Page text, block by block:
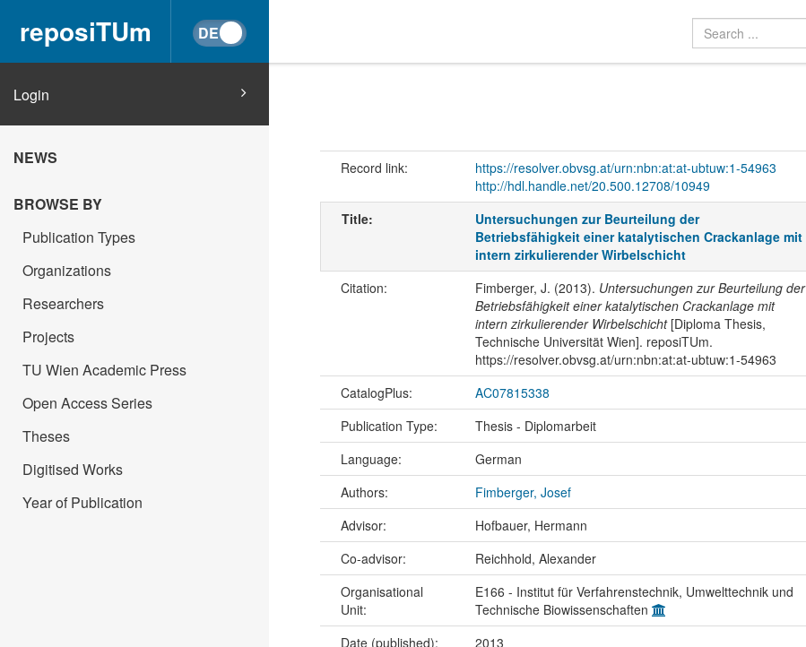
reposiTUm
Login
NEWS
BROWSE BY
Publication Types
Organizations
Researchers
Projects
TU Wien Academic Press
Open Access Series
Theses
Digitised Works
Year of Publication
Record link:
https://resolver.obvsg.at/urn:nbn:at:at-ubtuw:1-54963
http://hdl.handle.net/20.500.12708/10949
Title:
Untersuchungen zur Beurteilung der
Betriebsfähigkeit einer katalytischen Crackanlage mit
intern zirkulierender Wirbelschicht
Citation: Fimberger, J. (2013). Untersuchungen zur Beurteilung der
Betriebsfähigkeit einer katalytischen Crackanlage mit
intern zirkulierender Wirbelschicht[Diploma Thesis,
Technische Universität Wien]. reposiTUm.
https://resolver.obvsg.at/urn:nbn:at:at-ubtuw:1-54963
CatalogPlus: AC07815338
Publication Type:
Thesis - Diplomarbeit
Language:
German
Authors:
Fimberger, Josef
Advisor:
Hofbauer, Hermann
Co-advisor:
Reichhold, Alexander
Organisational
Unit:
E166 - Institut für Verfahrenstechnik, Umwelttechnik und
Technische Biowissenschaften
Date (published): 2013